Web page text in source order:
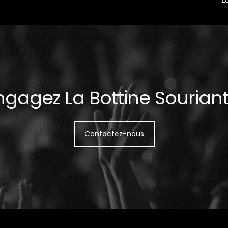
La Bottine
Contactez-nous